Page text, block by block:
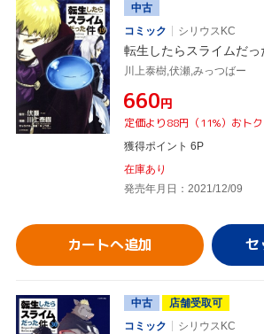
中古
コミック
シリウスKC
転生したらスライムだ
川上泰樹,伏瀬,みっつばー
¥660円
定価より88円（11%）おトク
獲得ポイント 6P
在庫あり
発売年月日：2021/12/09
カートへ追加
中古
店舗受取可
コミック
シリウスKC